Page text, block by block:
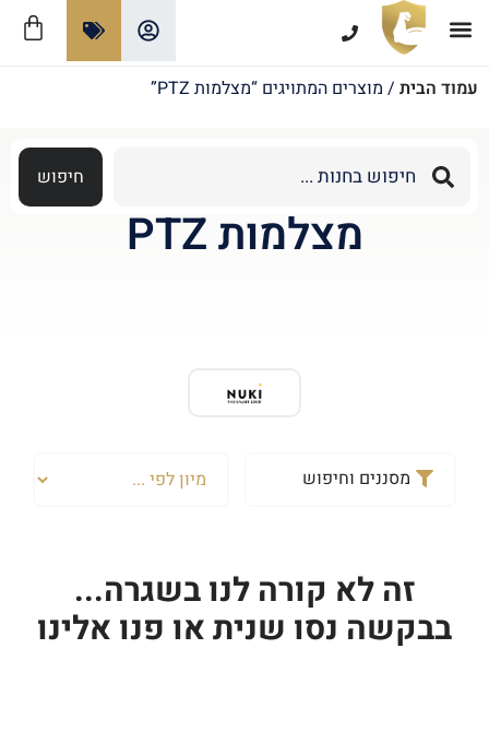
עמוד הבית / מוצרים המתויגים “מצלמות PTZ”
חיפוש
מצלמות PTZ
מסננים וחיפוש
זה לא קורה לנו בשגרה...
בבקשה נסו שנית או פנו אלינו